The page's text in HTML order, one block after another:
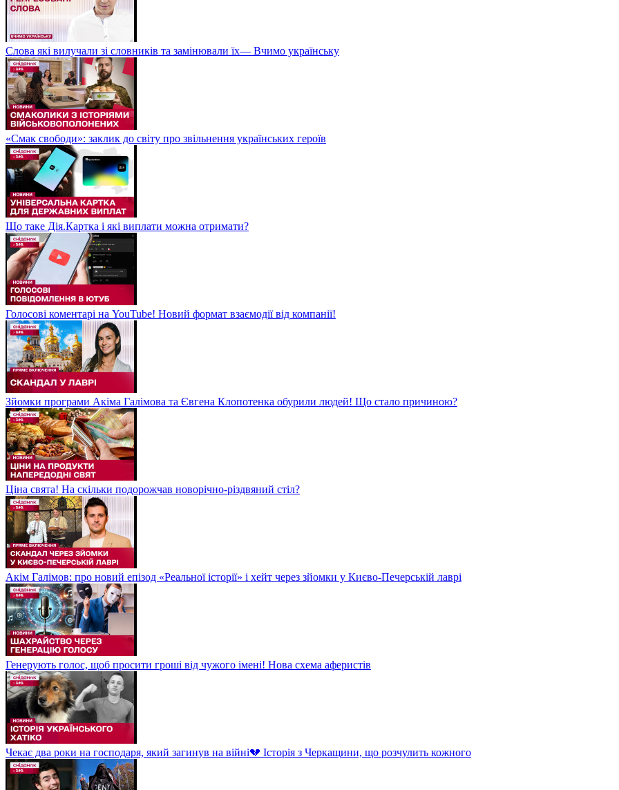
Слова які вилучали зі словників та замінювали їх— Вчимо українську
«Смак свободи»: заклик до світу про звільнення українських героїв
Що таке Дія.Картка і які виплати можна отримати?
Голосові коментарі на YouTube! Новий формат взаємодії від компанії!
Зйомки програми Акіма Галімова та Євгена Клопотенка обурили людей! Що стало причиною?
Ціна свята! На скільки подорожчав новорічно-різдвяний стіл?
Акім Галімов: про новий епізод «Реальної історії» і хейт через зйомки у Києво-Печерській лаврі
Генерують голос, щоб просити гроші від чужого імені! Нова схема аферистів
Чекає два роки на господаря, який загинув на війні💔 Історія з Черкащини, що розчулить кожного